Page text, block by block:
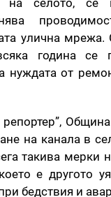
на селото, се
улична
година се
нуждата от
на канала в
такива мерки
е другото
бедствия и